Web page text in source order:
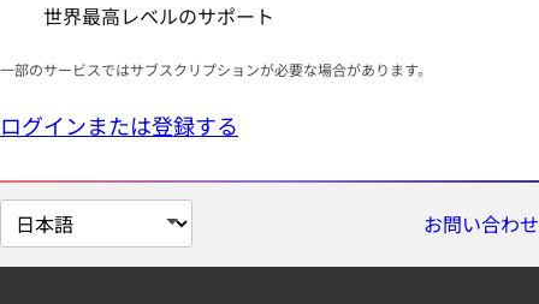
世界最高レベルのサポート
一部のサービスではサブスクリプションが必要な場合があります。
ログインまたは登録する
ペ
ー
お問い合わせ